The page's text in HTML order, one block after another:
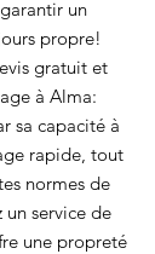
un
propre!
gratuit et
à Alma:
sa capacité à
rapide, tout
normes de
un service de
une propreté